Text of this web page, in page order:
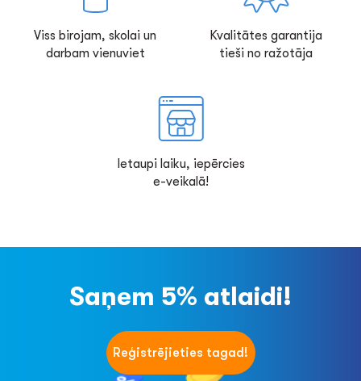
Viss birojam, skolai un
darbam vienuviet
Kvalitātes garantija
tieši no ražotāja
Ietaupi laiku, iepērcies
e-veikalā!
Saņem 5% atlaidi!
Reģistrējieties tagad!